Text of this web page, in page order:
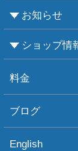
ビーチダイビ
ボートダイビ
セルフダイビ
レンタル器材
お知らせ
お知らせ
お天気情報
フォトグラフ
ツアー情報
ショップ情
ショップ情報
アクセス
ダイビングポ
ショップボー
スタッフ紹介
宿泊施設
リンク集
お問い合わせ
料金
ブログ
English